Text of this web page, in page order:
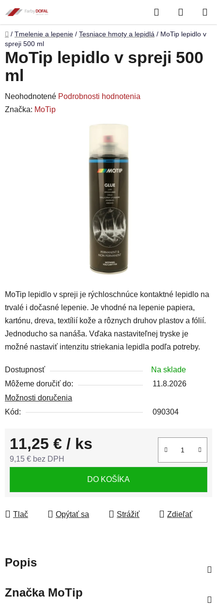
na
obsah
Hľadať
KOŠÍK
Domov
/ Tmelenie a lepenie / Tesniace hmoty a lepidlá / MoTip lepidlo v
spreji 500 ml
MoTip lepidlo v spreji je rýchloschnúce kontaktné lepidlo na
trvalé i dočasné lepenie. Je vhodné na lepenie papiera,
kartónu, dreva, textílií kože a rôznych druhov plastov a fólií.
Jednoducho sa nanáša. Vďaka nastaviteľnej tryske je
možné nastaviť intenzitu striekania lepidla podľa potreby.
Dostupnosť
Na sklade
Môžeme doručiť do:
11.8.2026
Možnosti doručenia
Kód:
090304
11,25 € / ks
9,15 € bez DPH
DO KOŠÍKA
Tlač Opýtať sa Strážiť Zdieľať
MoTip lepidlo v spreji 500
ml
Priemerné
hodnotenie
Neohodnotené Podrobnosti hodnotenia
Značka: MoTip
Popis
ZnačkaMoTip